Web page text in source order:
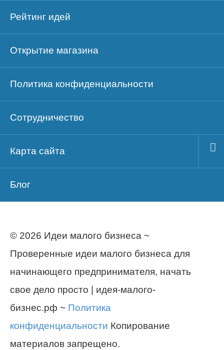
Рейтинг идей
Открытие магазина
Политика конфиденциальности
Сотрудничество
Карта сайта
Блог
© 2026 Идеи малого бизнеса ~
Проверенные идеи малого бизнеса для
начинающего предпринимателя, начать
свое дело просто | идея-малого-
бизнес.рф ~ Политика
конфиденциальности Копирование
материалов запрещено.